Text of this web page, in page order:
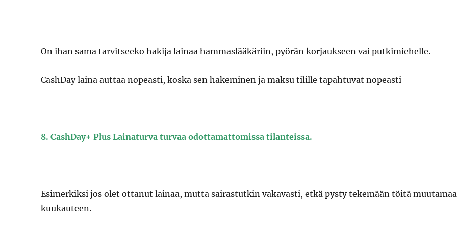
On ihan sama tarvitseeko hakija lainaa hammaslääkäriin, pyörän korjaukseen vai putkimiehelle.
CashDay laina auttaa nopeasti, koska sen hakeminen ja maksu tilille tapahtuvat nopeasti
8. CashDay+ Plus Lainaturva turvaa odottamattomissa tilanteissa.
Esimerkiksi jos olet ottanut lainaa, mutta sairastutkin vakavasti, etkä pysty tekemään töitä
kuukauteen.